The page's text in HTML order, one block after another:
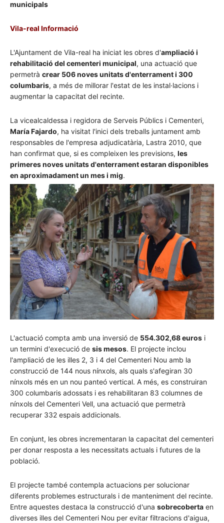
municipals
Vila-real Informació
L'Ajuntament de Vila-real ha iniciat les obres d'ampliació i
rehabilitació del cementeri municipal, una actuació que
permetrà crear 506 noves unitats d'enterrament i 300
columbaris, a més de millorar l'estat de les instal·lacions i
augmentar la capacitat del recinte.
La vicealcaldessa i regidora de Serveis Públics i Cementeri,
María Fajardo, ha visitat l'inici dels treballs juntament amb
responsables de l'empresa adjudicatària, Lastra 2010, que
han confirmat que, si es compleixen les previsions, les
primeres noves unitats d'enterrament estaran disponibles
en aproximadament un mes i mig.
L'actuació compta amb una inversió de 554.302,68 euros i
un termini d'execució de sis mesos. El projecte inclou
l'ampliació de les illes 2, 3 i 4 del Cementeri Nou amb la
construcció de 144 nous nínxols, als quals s'afegiran 30
nínxols més en un nou panteó vertical. A més, es construiran
300 columbaris adossats i es rehabilitaran 83 columnes de
nínxols del Cementeri Vell, una actuació que permetrà
recuperar 332 espais addicionals.
En conjunt, les obres incrementaran la capacitat del cementeri
per donar resposta a les necessitats actuals i futures de la
població.
El projecte també contempla actuacions per solucionar
diferents problemes estructurals i de manteniment del recinte.
Entre aquestes destaca la construcció d'una sobrecoberta en
diverses illes del Cementeri Nou per evitar filtracions d'aigua,